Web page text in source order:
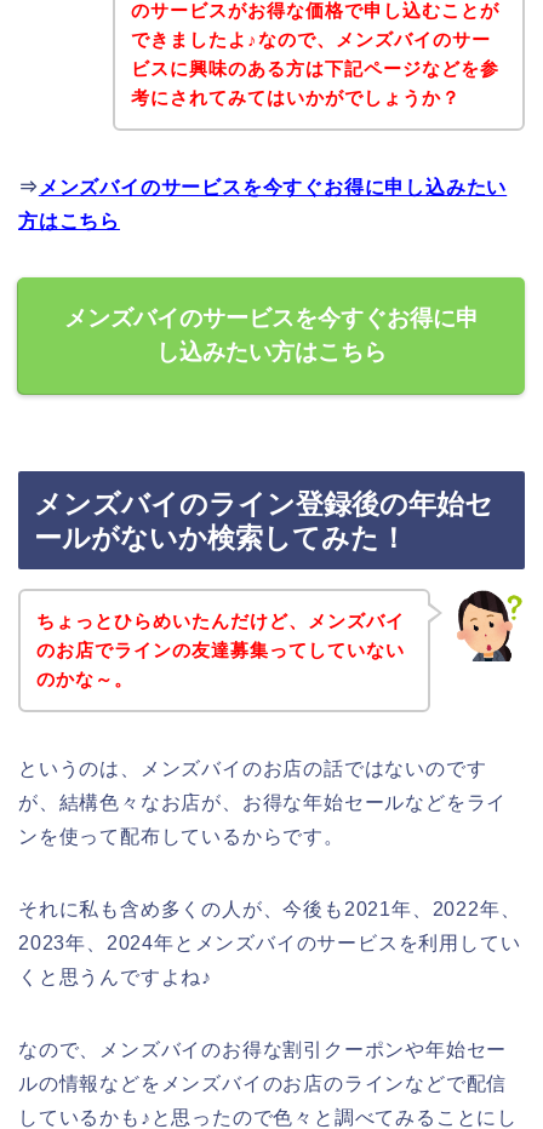
のサービスがお得な価格で申し込むことが
できましたよ♪なので、メンズバイのサー
ビスに興味のある方は下記ページなどを参
考にされてみてはいかがでしょうか？
⇒ メンズバイのサービスを今すぐお得に申し込みたい
方はこちら
メンズバイのサービスを今すぐお得に申
し込みたい方はこちら
メンズバイのライン登録後の年始セ
ールがないか検索してみた！
ちょっとひらめいたんだけど、メンズバイ
のお店でラインの友達募集ってしていない
のかな～。
というのは、メンズバイのお店の話ではないのです
が、結構色々なお店が、お得な年始セールなどをライ
ンを使って配布しているからです。
それに私も含め多くの人が、今後も2021年、2022年、
2023年、2024年とメンズバイのサービスを利用してい
くと思うんですよね♪
なので、メンズバイのお得な割引クーポンや年始セー
ルの情報などをメンズバイのお店のラインなどで配信
しているかも♪と思ったので色々と調べてみることにし